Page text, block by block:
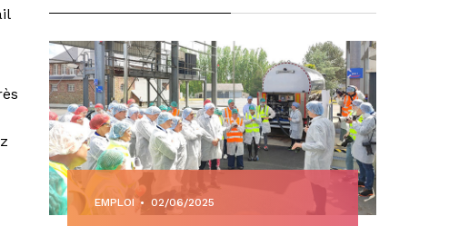
EMPLOI • 02/06/2025